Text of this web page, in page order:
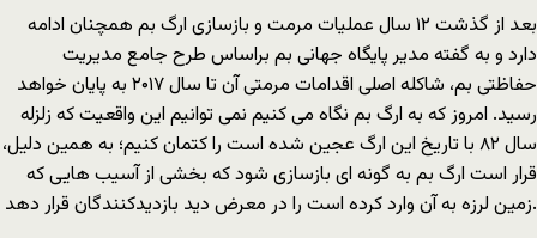
بعد از گذشت ۱۲ سال عملیات مرمت و بازسازی ارگ بم همچنان ادامه
دارد و به گفته مدیر پایگاه جهانی بم براساس طرح جامع مدیریت
حفاظتی بم، شاکله اصلی اقدامات مرمتی آن تا سال ۲۰۱۷ به پایان خواهد
رسید. امروز که به ارگ بم نگاه می کنیم نمی توانیم این واقعیت که زلزله
سال ۸۲ با تاریخ این ارگ عجین شده است را کتمان کنیم؛ به همین دلیل،
قرار است ارگ بم به گونه ای بازسازی شود که بخشی از آسیب هایی که
زمین لرزه به آن وارد کرده است را در معرض دید بازدیدکنندگان قرار دهد.